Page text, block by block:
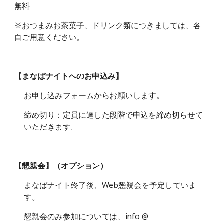
無料
※おつまみお茶菓子、ドリンク類につきましては、各
自ご用意ください。
【まなばナイトへのお申込み】
お申し込みフォームからお願いします。
締め切り：定員に達した段階で申込を締め切らせて
いただきます。
【懇親会】（オプション）
まなばナイト終了後、Web懇親会を予定していま
す。
懇親会のみ参加については、info @